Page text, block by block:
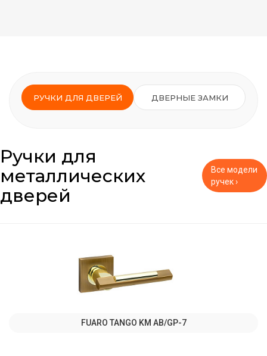
РУЧКИ ДЛЯ ДВЕРЕЙ ДВЕРНЫЕ ЗАМКИ
Ручки для
металлических
дверей
Все модели
ручек ›
FUARO TANGO KM AB/GP-7